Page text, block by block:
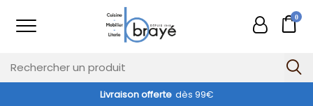
0
Livraison offerte dès 99€